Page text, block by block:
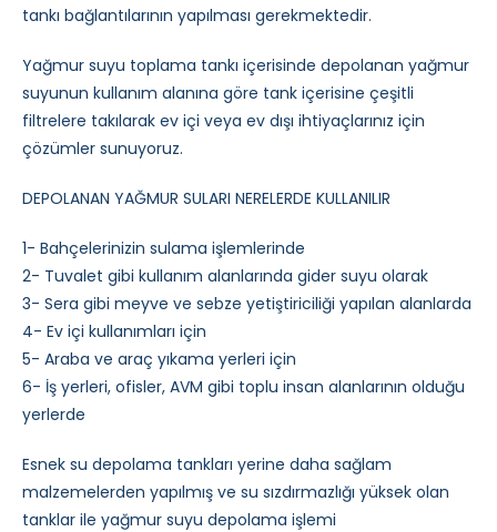
tankı bağlantılarının yapılması gerekmektedir.
Yağmur suyu toplama tankı içerisinde depolanan yağmur
suyunun kullanım alanına göre tank içerisine çeşitli
filtrelere takılarak ev içi veya ev dışı ihtiyaçlarınız için
çözümler sunuyoruz.
DEPOLANAN YAĞMUR SULARI NERELERDE KULLANILIR
1- Bahçelerinizin sulama işlemlerinde
2- Tuvalet gibi kullanım alanlarında gider suyu olarak
3- Sera gibi meyve ve sebze yetiştiriciliği yapılan alanlarda
4- Ev içi kullanımları için
5- Araba ve araç yıkama yerleri için
6- İş yerleri, ofisler, AVM gibi toplu insan alanlarının olduğu
yerlerde
Esnek su depolama tankları yerine daha sağlam
malzemelerden yapılmış ve su sızdırmazlığı yüksek olan
tanklar ile yağmur suyu depolama işlemi